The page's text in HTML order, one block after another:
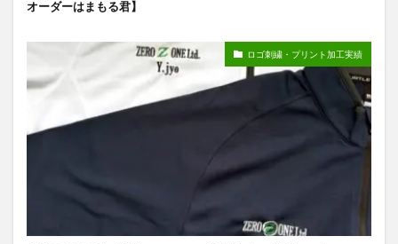
オーダーはまもる君】
ロゴ刺繍・プリント加工実績